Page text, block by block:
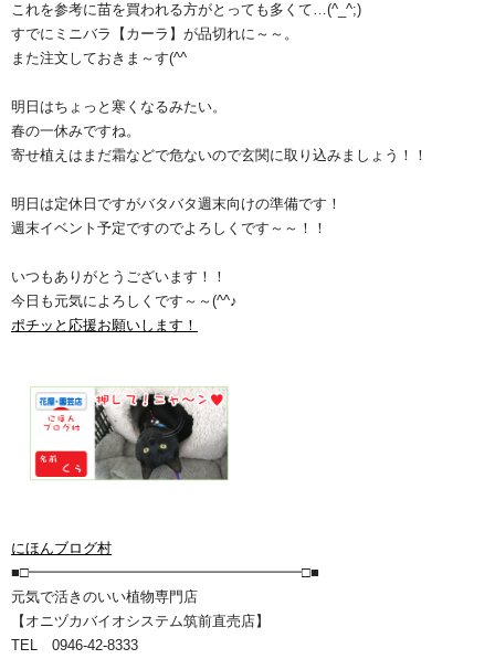
これを参考に苗を買われる方がとっても多くて…(^_^;)
すでにミニバラ【カーラ】が品切れに～～。
また注文しておきま～す(^^ゞ
明日はちょっと寒くなるみたい。
春の一休みですね。
寄せ植えはまだ霜などで危ないので玄関に取り込みましょう！！
明日は定休日ですがバタバタ週末向けの準備です！
週末イベント予定ですのでよろしくです～～！！
いつもありがとうございます！！
今日も元気によろしくです～～(^^♪
ポチッと応援お願いします！
にほんブログ村
■□━━━━━━━━━━━━━━━━━━━□■
元気で活きのいい植物専門店
【オニヅカバイオシステム筑前直売店】
TEL 0946-42-8333